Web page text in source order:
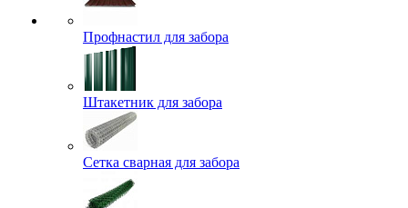
Профнастил для забора
Штакетник для забора
Сетка сварная для забора